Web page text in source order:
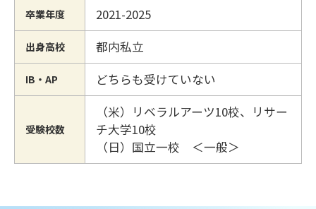
卒業年度 2021-2025
出身高校 都内私立
IB・AP どちらも受けていない
受験校数
（米）リベラルアーツ10校、リサー
チ大学10校
（日）国立一校 ＜一般＞